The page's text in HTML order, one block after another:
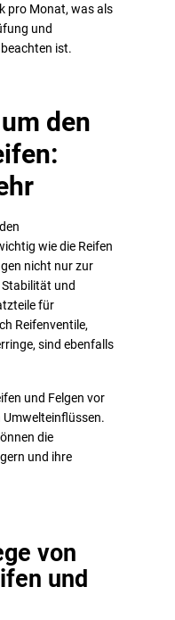
pro Monat, was als
und
ist.
den
wie die Reifen
nicht nur zur
und
für
Reifenventile,
sind ebenfalls
und Felgen vor
die
und ihre
von
und